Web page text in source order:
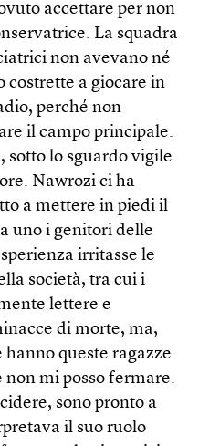
accettare per non
La squadra
non avevano né
costrette a giocare in
perché non
il campo principale.
sotto lo sguardo vigile
Nawrozi ci ha
a mettere in piedi il
uno i genitori delle
irritasse le
società, tra cui i
lettere e
di morte, ma,
queste ragazze
non mi posso fermare.
sono pronto a
il suo ruolo